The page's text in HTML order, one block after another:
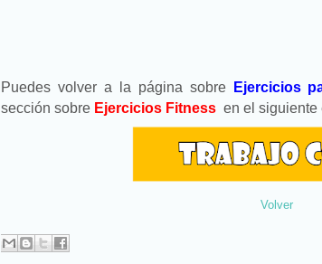
Puedes volver a la página sobre Ejercicios
sección sobre Ejercicios Fitness en el siguiente
Volver